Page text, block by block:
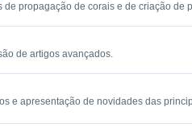
de propagação de corais e de criação de
de artigos avançados.
e apresentação de novidades das